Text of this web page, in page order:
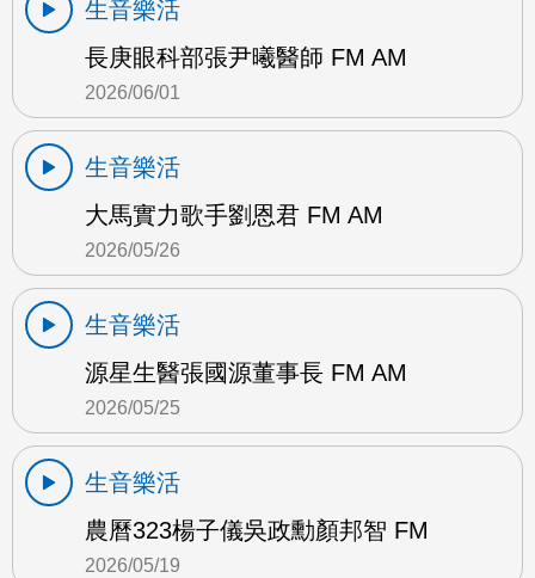
生音樂活
長庚眼科部張尹曦醫師 FM AM
2026/06/01
生音樂活
大馬實力歌手劉恩君 FM AM
2026/05/26
生音樂活
源星生醫張國源董事長 FM AM
2026/05/25
生音樂活
農曆323楊子儀吳政勳顏邦智 FM
2026/05/19